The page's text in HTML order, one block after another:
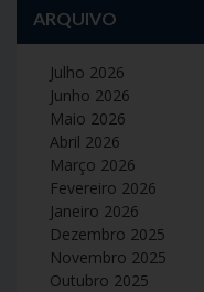
ARQUIVO
Julho 2026
Junho 2026
Maio 2026
Abril 2026
Março 2026
Fevereiro 2026
Janeiro 2026
Dezembro 2025
Novembro 2025
Outubro 2025